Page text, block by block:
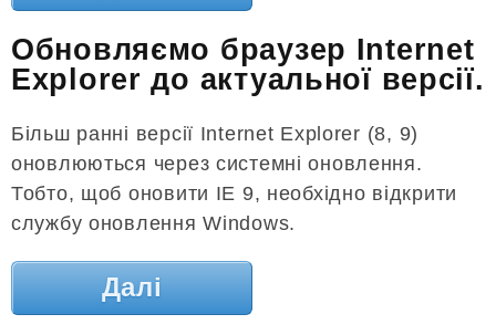
Обновляємо браузер Internet
Explorer до актуальної версії.
Більш ранні версії Internet Explorer (8, 9)
оновлюються через системні оновлення.
Тобто, щоб оновити IE 9, необхідно відкрити
службу оновлення Windows.
Далі